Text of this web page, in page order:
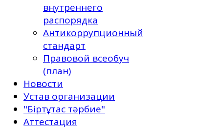
внутреннего
распорядка
Антикоррупционный
стандарт
Правовой всеобуч
(план)
Новости
Устав организации
"Біртұтас тәрбие"
Аттестация